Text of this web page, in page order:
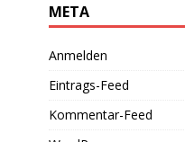
META
Anmelden
Eintrags-Feed
Kommentar-Feed